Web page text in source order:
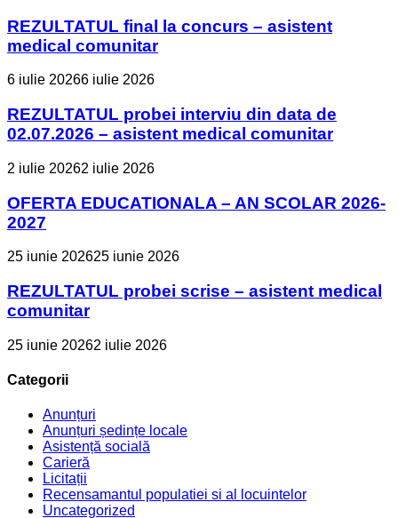
REZULTATUL final la concurs – asistent
medical comunitar
6 iulie 20266 iulie 2026
REZULTATUL probei interviu din data de
02.07.2026 – asistent medical comunitar
2 iulie 20262 iulie 2026
OFERTA EDUCATIONALA – AN SCOLAR 2026-
2027
25 iunie 202625 iunie 2026
REZULTATUL probei scrise – asistent medical
comunitar
25 iunie 20262 iulie 2026
Categorii
Anunțuri
Anunțuri ședințe locale
Asistență socială
Carieră
Licitații
Recensamantul populatiei si al locuintelor
Uncategorized